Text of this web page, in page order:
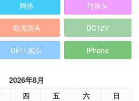
网络 转换头
电源插头 DC12V
DELL戴尔 iPhone
2026年8月
四 五 六 日